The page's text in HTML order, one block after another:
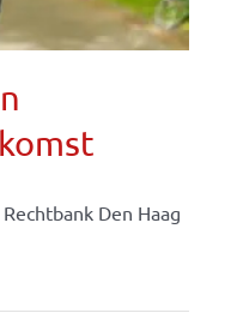
Den Haag